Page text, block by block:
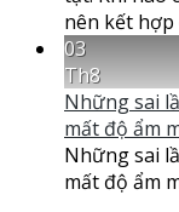
nên kết hợp
03
Th8
Những sai
mất độ ẩm
Những sai
mất độ ẩm